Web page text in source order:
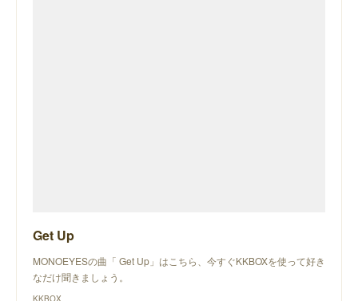
Get Up
MONOEYESの曲「 Get Up」はこちら、今すぐKKBOXを使って好き
なだけ聞きましょう。
KKBOX